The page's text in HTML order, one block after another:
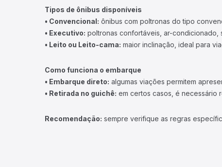
Tipos de ônibus disponíveis
• Convencional: ônibus com poltronas do tipo
• Executivo: poltronas confortáveis, ar-condicionado,
• Leito ou Leito-cama: maior inclinação, ideal para
Como funciona o embarque
• Embarque direto: algumas viações permitem
• Retirada no guichê: em certos casos, é necessário
Recomendação: sempre verifique as regras